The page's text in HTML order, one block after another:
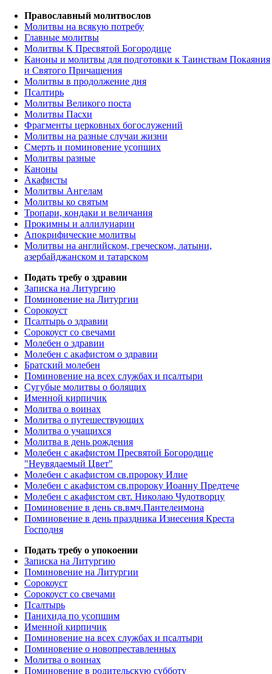
Православный молитвослов
Молитвы на всякую потребу
Главные молитвы
Молитвы К Пресвятой Богородице
Каноны и молитвы для подготовки к Таинствам Покаяния
и Святого Причащения
Молитвы в продолжение дня
Псалтирь
Молитвы Великого поста
Молитвы Пасхи
Фрагменты церковных богослужений
Молитвы на разные случаи жизни
Смерть и поминовение усопших
Молитвы разные
Каноны
Акафисты
Молитвы Ангелам
Молитвы ко святым
Тропари, кондаки и величания
Прокимны и аллилуиарии
Апокрифические молитвы
Молитвы на английском, греческом, латыни,
азербайджанском и татарском
Подать требу о здравии
Записка на Литургию
Поминовение на Литургии
Сорокоуст
Псалтырь о здравии
Сорокоуст со свечами
Молебен о здравии
Молебен с акафистом о здравии
Братский молебен
Поминовение на всех службах и псалтыри
Сугубые молитвы о болящих
Именной кирпичик
Молитва о воинах
Молитва о путешествующих
Молитва о учащихся
Молитва в день рождения
Молебен с акафистом Пресвятой Богородице
"Неувядаемый Цвет"
Молебен с акафистом св.пророку Илие
Молебен с акафистом св.пророку Иоанну Предтече
Молебен с акафистом свт. Николаю Чудотворцу
Поминовение в день св.вмч.Пантелеимона
Поминовение в день праздника Изнесения Креста
Господня
Подать требу о упокоении
Записка на Литургию
Поминовение на Литургии
Сорокоуст
Сорокоуст со свечами
Псалтырь
Панихида по усопшим
Именной кирпичик
Поминовение на всех службах и псалтыри
Поминовение о новопреставленных
Молитва о воинах
Поминовение в родительскую субботу